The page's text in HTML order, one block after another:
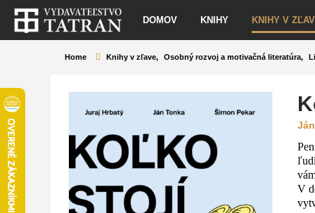
DOMOV KNIHY KNIHY V
Home Knihy v zľave, Osobný rozvoj a motivačná literatúra,
V